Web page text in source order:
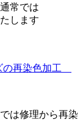
常では
します
の再染色加工
は修理から再染